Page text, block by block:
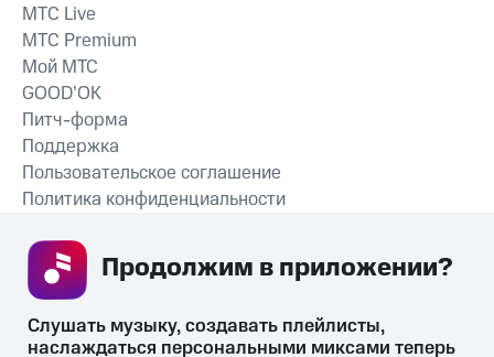
СКАЧАТЬ ПРИЛОЖЕНИЕ
MTС Live
MTС Premium
Мой МТС
GOOD’OK
Питч-форма
Поддержка
Пользовательское соглашение
Политика конфиденциальности
Слушать музыку, создавать плейлисты,
наслаждаться персональными миксами теперь